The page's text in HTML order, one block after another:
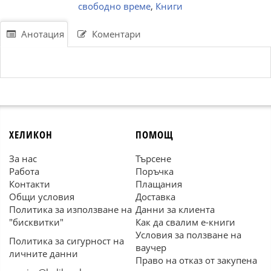
свободно време, Книги
Анотация Коментари
ХЕЛИКОН
За нас
Работа
Контакти
Общи условия
Политика за използване на
"бисквитки"
Политика за сигурност на
личните данни
ПОМОЩ
Търсене
Поръчка
Плащания
Доставка
Данни за клиента
Как да свалим е-книги
Условия за ползване на
ваучер
Право на отказ от закупена